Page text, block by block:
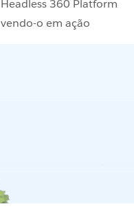
Headless 360 Platform
vendo-o em ação